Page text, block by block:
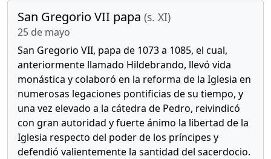
San Gregorio VII papa (s. XI)
25 de mayo
San Gregorio VII, papa de 1073 a 1085, el cual,
anteriormente llamado Hildebrando, llevó vida
monástica y colaboró en la reforma de la Iglesia en
numerosas legaciones pontificias de su tiempo, y
una vez elevado a la cátedra de Pedro, reivindicó
con gran autoridad y fuerte ánimo la libertad de la
Iglesia respecto del poder de los príncipes y
defendió valientemente la santidad del sacerdocio.